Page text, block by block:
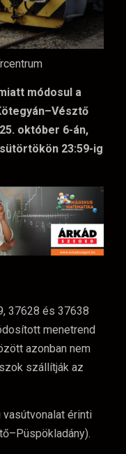
módosul a
október 6-án,
23:59-ig
37628 és 37638
menetrend
azonban nem
szállítják az
érinti